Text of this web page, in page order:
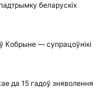
беларускіх
Кобрыне — супрацоўнікі
да 15 гадоў зняволення